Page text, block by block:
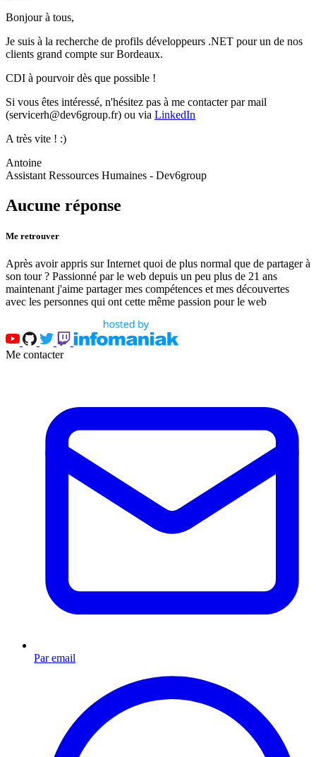
Bonjour à tous,
Je suis à la recherche de profils développeurs .NET pour un de nos
clients grand compte sur Bordeaux.
CDI à pourvoir dès que possible !
Si vous êtes intéressé, n'hésitez pas à me contacter par mail
(servicerh@dev6group.fr) ou via LinkedIn
A très vite ! :)
Antoine
Assistant Ressources Humaines - Dev6group
Aucune réponse
Me retrouver
Après avoir appris sur Internet quoi de plus normal que de partager à
son tour ? Passionné par le web depuis un peu plus de 21 ans
maintenant j'aime partager mes compétences et mes découvertes
avec les personnes qui ont cette même passion pour le web
Me contacter
Par email